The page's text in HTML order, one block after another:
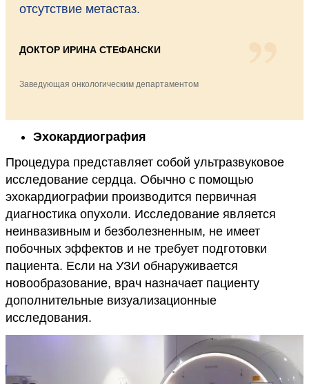
отсутствие метастаз.
ДОКТОР ИРИНА СТЕФАНСКИ
Заведующая онкологическим департаментом
Эхокардиография
Процедура представляет собой ультразвуковое
исследование сердца. Обычно с помощью
эхокардиографии производится первичная
диагностика опухоли. Исследование является
неинвазивным и безболезненным, не имеет
побочных эффектов и не требует подготовки
пациента. Если на УЗИ обнаруживается
новообразование, врач назначает пациенту
дополнительные визуализационные
исследования.